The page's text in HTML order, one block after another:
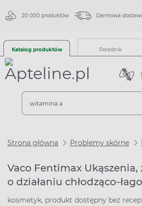
20 000 produktów Darmowa
Katalog produktów Poradnik
Strona główna Problemy skórne
Vaco Fentimax
o działaniu chłodząco-
kosmetyk, produkt dostępny bez